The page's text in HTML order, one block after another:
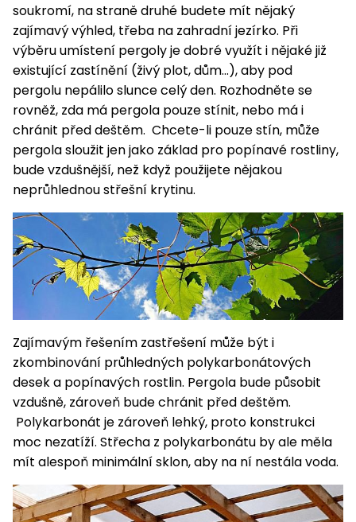
Příslušenství
k sekačkám
Náhradní
nože
Zahradní
válce
větví
Špalíkovače
Fukary,
vysavače
Vozíky
a
kolečka
Čerpadla
a
vodárny
Postřikovače
a rosiče
čističe
Ruční
nářadí
Rozmetadla
a posypové
vozíky
Zametací
stroje
Písek
do
filtrace
Pytle,
konve
obrubníky
Stíníci
textilie
Příslušenství
Soustruhy
Bagry
Vibrační
desky a
pěchy
Transportéry,
stavební
stroje
Řezačky
betonu
a
asfaltu
Měřící
přístroje
Ventilátory,
Nabíječky
Příslušenství
Topidla
Navijáky
Přilby
Doplňky
Akumulátory
do
filtrace
PROMINENT
soukromí, na straně druhé budete mít nějaký
zajímavý výhled, třeba na zahradní jezírko. Při
výběru umístení pergoly je dobré využít i nějaké již
existující zastínění (živý plot, dům...), aby pod
pergolu nepálilo slunce celý den. Rozhodněte se
rovněž, zda má pergola pouze stínit, nebo má i
chránit před deštěm. Chcete-li pouze stín, může
pergola sloužit jen jako základ pro popínavé rostliny,
bude vzdušnější, než když použijete nějakou
neprůhlednou střešní krytinu.
Zajímavým řešením zastřešení může být i
zkombinování průhledných polykarbonátových
desek a popínavých rostlin. Pergola bude působit
vzdušně, zároveň bude chránit před deštěm.
Polykarbonát je zároveň lehký, proto konstrukci
moc nezatíží. Střecha z polykarbonátu by ale měla
mít alespoň minimální sklon, aby na ní nestála voda.